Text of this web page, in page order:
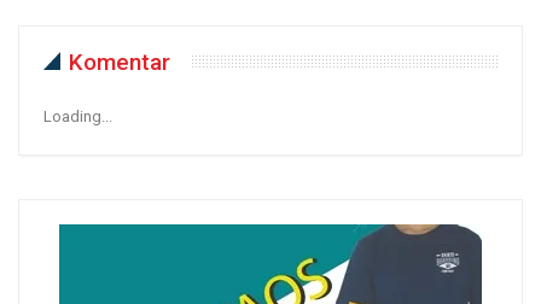
Komentar
Loading...